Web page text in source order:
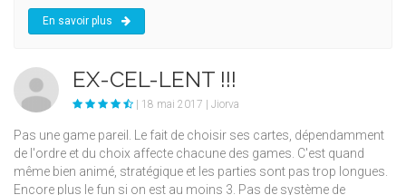
En savoir plus
EX-CEL-LENT !!!
| 18 mai 2017 | Jiorva
Pas une game pareil. Le fait de choisir ses cartes, dépendamment
de l'ordre et du choix affecte chacune des games. C'est quand
même bien animé, stratégique et les parties sont pas trop longues.
Encore plus le fun si on est au moins 3. Pas de système de